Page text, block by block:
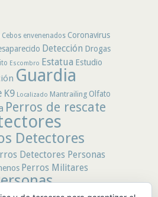
Cebos envenenados Coronavirus
Detección Drogas
Escombro Estatua Estudio
Guardia
K9 Localizado Mantrailing Olfato
Perros de rescate
Detectores
Detectores Personas
Perros Militares